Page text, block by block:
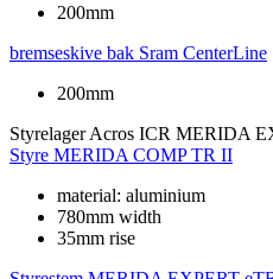
200mm
bremseskive bak Sram CenterLine
200mm
Styrelager Acros ICR MERIDA
Styre MERIDA COMP TR II
material: aluminium
780mm width
35mm rise